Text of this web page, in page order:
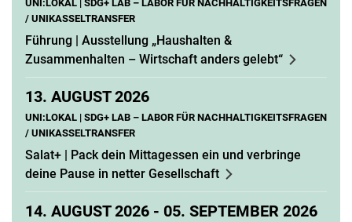
UNI:LOKAL | SDG+ LAB – LABOR FÜR NACHHALTIGKEITSFRAGEN
/ UNIKASSELTRANSFER
Führung | Ausstellung „Haushalten &
Zusammenhalten – Wirtschaft anders gelebt“
13. AUGUST 2026
UNI:LOKAL | SDG+ LAB – LABOR FÜR NACHHALTIGKEITSFRAGEN
/ UNIKASSELTRANSFER
Salat+ | Pack dein Mittagessen ein und verbringe
deine Pause in netter Gesellschaft
14. AUGUST 2026 - 05. SEPTEMBER 2026